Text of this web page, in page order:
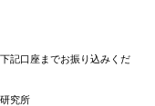
記口座までお振り込みくだ
究所